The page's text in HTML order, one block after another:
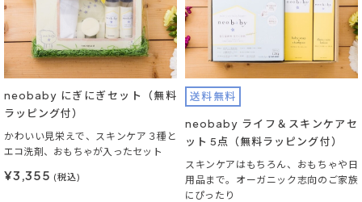
neobaby にぎにぎセット（無料
ラッピング付）
かわいい見栄えで、スキンケア３種と
エコ洗剤、おもちゃが入ったセット
¥3,355 (税込)
送料無料
neobaby ライフ＆スキンケアセ
ット 5点（無料ラッピング付）
スキンケアはもちろん、おもちゃや日
用品まで。オーガニック志向のご家族
にぴったり